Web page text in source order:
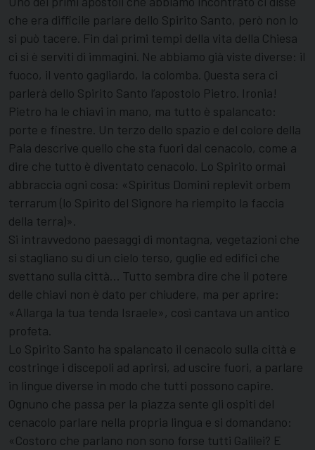
che era difficile parlare dello Spirito Santo, però non lo
si può tacere. Fin dai primi tempi della vita della Chiesa
ci si è serviti di immagini. Ne abbiamo già viste diverse: il
fuoco, il vento gagliardo, la colomba. Questa sera ci
parlerà dello Spirito Santo l’apostolo Pietro. Ironia!
Pietro ha le chiavi in mano, ma tutto è spalancato:
porte e finestre. Un terzo dello spazio e del colore della
Pala descrive quello che sta fuori dal cenacolo, come a
dire che tutto è diventato cenacolo. Lo Spirito ormai
abbraccia ogni cosa: «Spiritus Domini replevit orbem
terrarum (lo Spirito del Signore ha riempito la faccia
della terra)».
Si intravvedono paesaggi di montagna, vegetazioni che
si stagliano su di un cielo terso, guglie ed edifici che
svettano sulla città… Tutto sembra dire che il potere
delle chiavi non è dato per chiudere, ma per aprire:
«Allarga la tua tenda Israele», così cantava un antico
profeta.
Lo Spirito Santo ha spalancato il cenacolo sulla città e
costringe i discepoli ad aprirsi, ad uscire fuori, a parlare
in lingue diverse in modo che tutti possono capire.
Ognuno che passa per la piazza sente gli ospiti del
cenacolo parlare nella propria lingua e si domandano:
«Costoro che parlano non sono forse tutti Galilei? E